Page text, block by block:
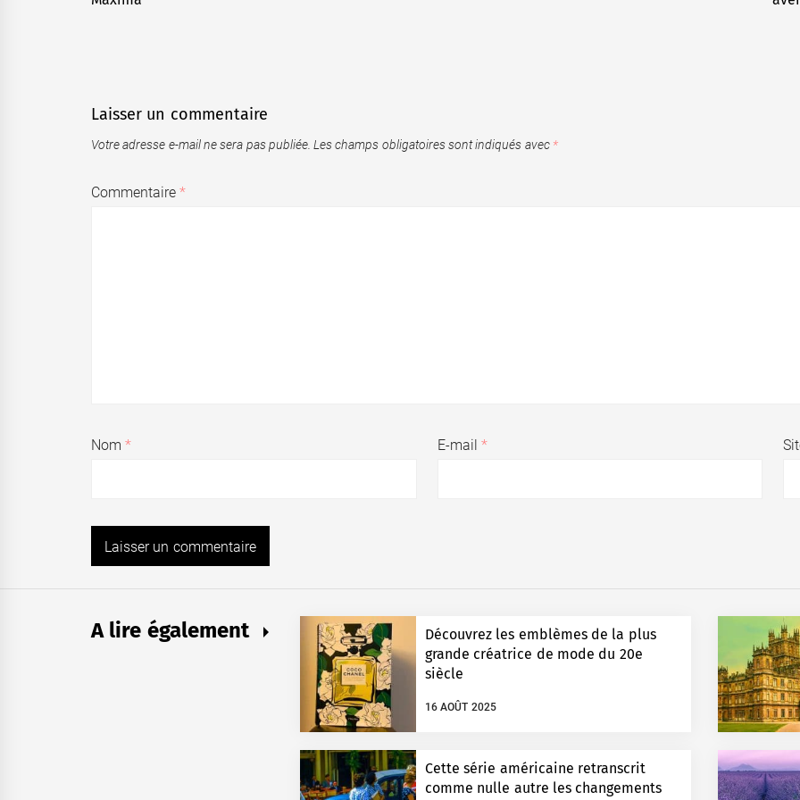
l’article
post:
Laisser un commentaire
Votre adresse e-mail ne sera pas publiée. Les champs obligatoires sont indiqués avec *
Commentaire*
Nom* E-mail *
A lire également
Découvrez les emblèmes de la plus
grande créatrice de mode du 20e
siècle
16 AOÛT 2025
Cette série américaine retranscrit
comme nulle autre les changements